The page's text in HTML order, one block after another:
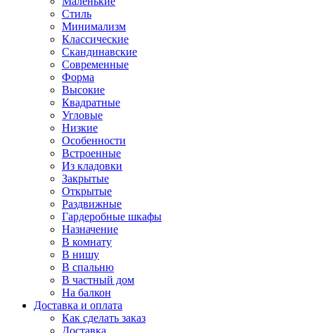
Стиль
Минимализм
Классические
Скандинавские
Современные
Форма
Высокие
Квадратные
Угловые
Низкие
Особенности
Встроенные
Из кладовки
Закрытые
Открытые
Раздвижные
Гардеробные шкафы
Назначение
В комнату
В нишу
В спальню
В частный дом
На балкон
Доставка и оплата
Как сделать заказ
Доставка